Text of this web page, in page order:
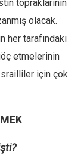
topraklarının
olacak.
her tarafındaki
etmelerinin
için çok